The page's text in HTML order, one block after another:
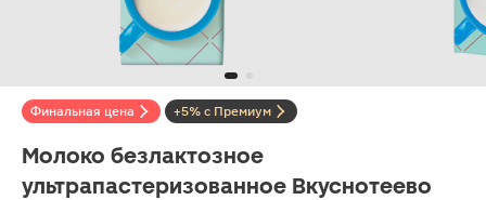
Финальная цена +5% с Премиум
Молоко безлактозное
ультрапастеризованное Вкуснотеево